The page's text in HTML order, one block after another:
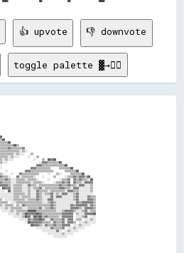
👍 upvote 👎 downvote
toggle palette ▓→✊🏽